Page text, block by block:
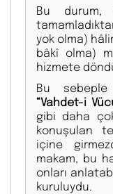
Bu durum,
yok olma)
bâkî olma)
hizmete
Bu sebeple
“Vahdet-i
gibi daha
konuşulan
içine
makam, bu
onları
kuruluydu.